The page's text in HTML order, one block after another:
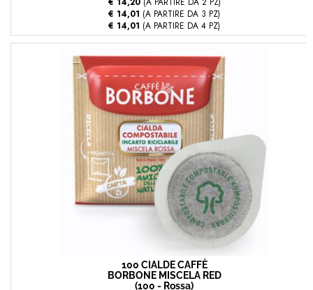
€ 14,01 (A PARTIRE DA 3 PZ)
€ 14,01 (A PARTIRE DA 4 PZ)
100 CIALDE CAFFÈ
BORBONE MISCELA RED
(100 - Rossa)